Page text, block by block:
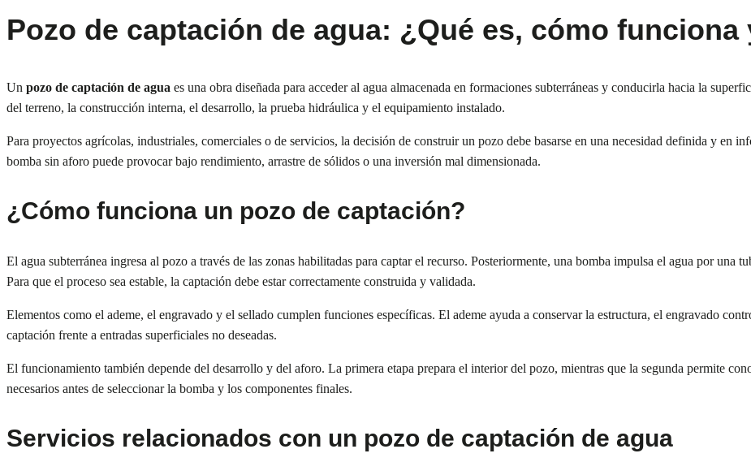
Pozo de captación de agua: ¿Qué es, cómo
Un pozo de captación de agua es una obra diseñada para acceder al agua almacenada en formaciones subterráneas y conducirla hacia la
del terreno, la construcción interna, el desarrollo, la prueba hidráulica y el equipamiento instalado.
Para proyectos agrícolas, industriales, comerciales o de servicios, la decisión de construir un pozo debe basarse en una necesidad definida y en
bomba sin aforo puede provocar bajo rendimiento, arrastre de sólidos o una inversión mal dimensionada.
¿Cómo funciona un pozo de captación?
El agua subterránea ingresa al pozo a través de las zonas habilitadas para captar el recurso. Posteriormente, una bomba impulsa el agua por una
Para que el proceso sea estable, la captación debe estar correctamente construida y validada.
Elementos como el ademe, el engravado y el sellado cumplen funciones específicas. El ademe ayuda a conservar la estructura, el engravado
captación frente a entradas superficiales no deseadas.
El funcionamiento también depende del desarrollo y del aforo. La primera etapa prepara el interior del pozo, mientras que la segunda permite
necesarios antes de seleccionar la bomba y los componentes finales.
Servicios relacionados con un pozo de captación de agua